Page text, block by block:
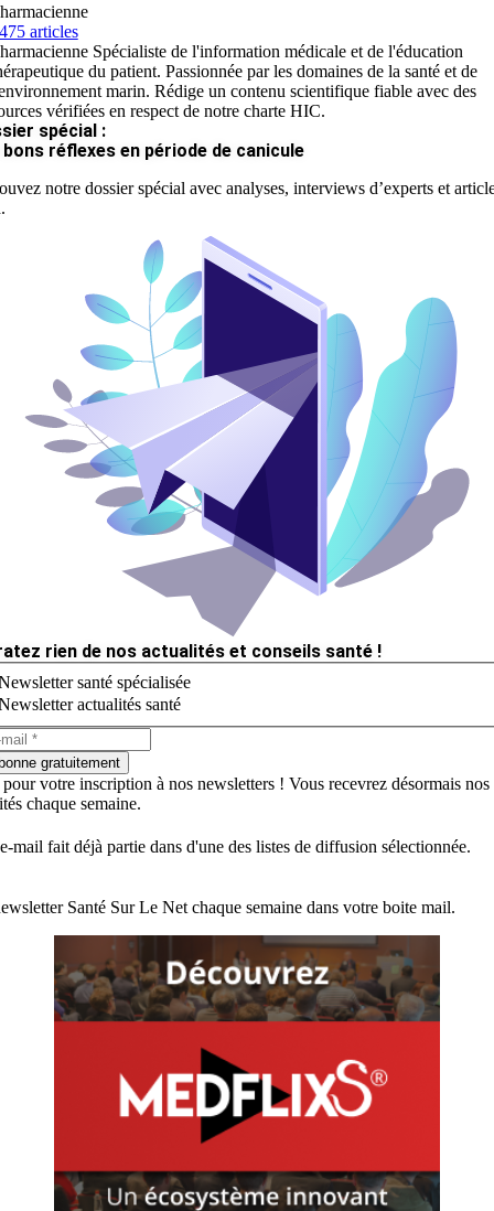
articles
Spécialiste de l'information médicale et de l'éducation
du patient. Passionnée par les domaines de la santé et de
marin. Rédige un contenu scientifique fiable avec des
vérifiées en respect de notre charte HIC.
spécial :
bons réflexes en période de canicule
notre dossier spécial avec analyses, interviews d’experts et
rien de nos actualités et conseils santé !
santé spécialisée
actualités santé
gratuitement
votre inscription à nos newsletters ! Vous recevrez désormais nos
chaque semaine.
mail fait déjà partie dans d'une des listes de diffusion sélectionnée.
Santé Sur Le Net chaque semaine dans votre boite mail.